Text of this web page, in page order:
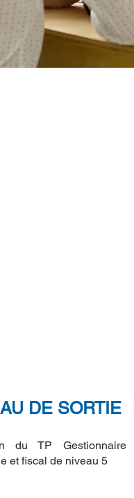
DE SORTIE
du TP Gestionnaire
et fiscal de niveau 5